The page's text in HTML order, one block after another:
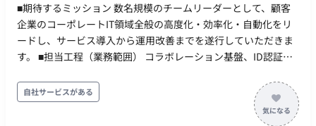
■期待するミッション 数名規模のチームリーダーとして、顧客
企業のコーポレートIT領域全般の高度化・効率化・自動化をリ
ードし、サービス導入から運用改善までを遂行していただきま
す。 ■担当工程（業務範囲） コラボレーション基盤、ID認証基
およびアプリケーション更新管理 PowerShell等を用いた各種運
用自動化ツールの開発 社内ユーザーサポートおよびヘルプデス
自社サービスがある